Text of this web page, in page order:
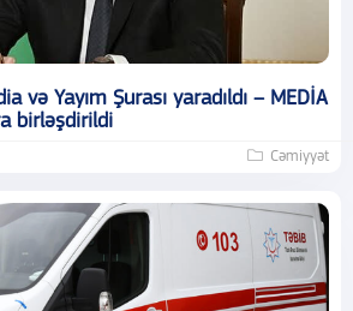
və Yayım Şurası yaradıldı – MEDİA
birləşdirildi
Cəmiyyət